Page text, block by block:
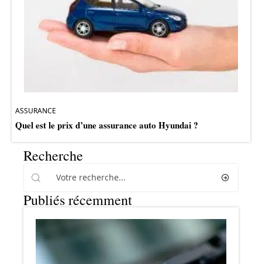
ASSURANCE
Quel est le prix d’une assurance auto Hyundai ?
Recherche
Publiés récemment